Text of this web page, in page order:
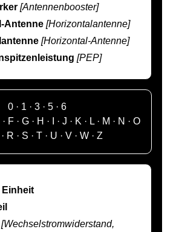
[Antennenbooster]
Antenne[Horizontalantenne]
[Horizontal-Antenne]
[PEP]
0 · 1 ·3 ·5 ·6
· F· G· H · · J · K· L· M · N · O
· R · S ·T · U ·V ·W ·Z
Einheit